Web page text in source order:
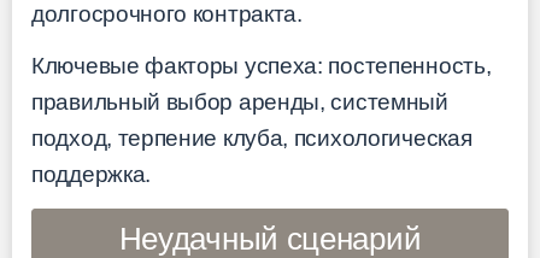
долгосрочного контракта.
Ключевые факторы успеха: постепенность,
правильный выбор аренды, системный
подход, терпение клуба, психологическая
поддержка.
Неудачный сценарий